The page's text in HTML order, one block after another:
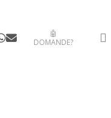
email
🤖
DOMANDE?